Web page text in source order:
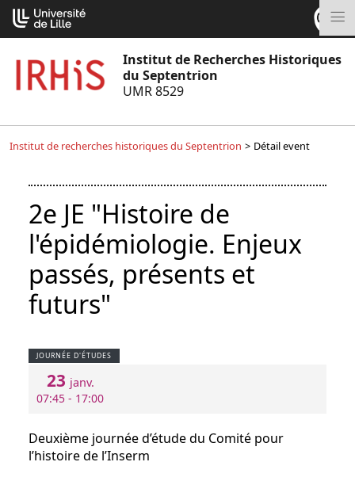
Aller
au
contenu
Institut de Recherches Historiques
du Septentrion
UMR 8529
Institut de recherches historiques du Septentrion > Détail event
2e JE "Histoire de
l'épidémiologie. Enjeux
passés, présents et
futurs"
JOURNÉE D'ÉTUDES
23 janv.
07:45 - 17:00
Deuxième journée d’étude du Comité pour
l’histoire de l’Inserm
Cookies management panel